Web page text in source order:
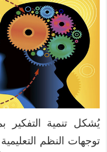
يُشكل تنمية التفكير
توجهات النظم